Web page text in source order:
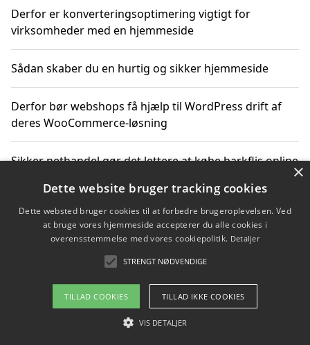
Derfor er konverteringsoptimering vigtigt for
virksomheder med en hjemmeside
Sådan skaber du en hurtig og sikker hjemmeside
Derfor bør webshops få hjælp til WordPress drift af
deres WooCommerce-løsning
Sikker nethandel gør det lettere at købe barkflis online
Ting du bør vide før du vælger webbureau i Aarhus
Copyright 2026 - Pilanto Aps
Om / kontakt
Blog Betingelser
×
Dette website bruger tracking cookies
Dette websted bruger cookies til at forbedre brugeroplevelsen. Ved
at bruge vores hjemmeside accepterer du alle cookies i
overensstemmelse med vores cookiepolitik. Detaljer
STRENGT NØDVENDIGE
TILLAD COOKIES TILLAD IKKE COOKIES
VIS DETALJER